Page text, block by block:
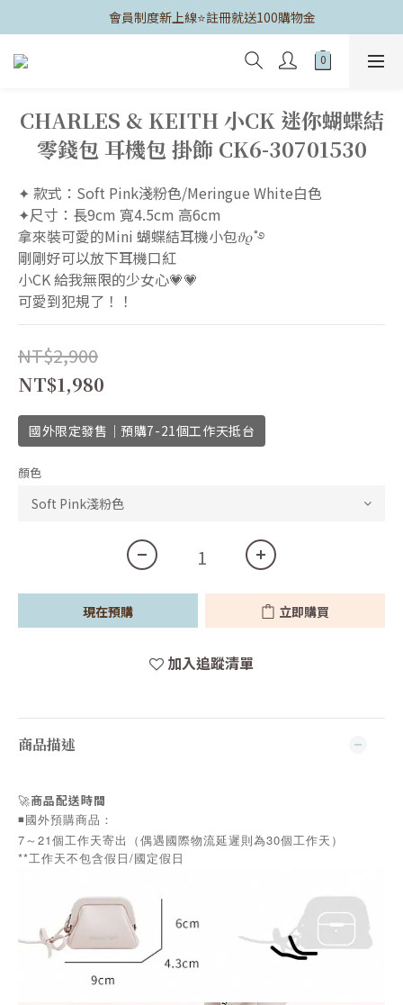
	會員制度新上線⭐️註冊就送100購物金
CHARLES & KEITH 小CK 迷你蝴蝶結
零錢包 耳機包 掛飾 CK6-30701530
✦ 款式：Soft Pink淺粉色/Meringue White白色
✦尺寸：長9cm 寬4.5cm 高6cm
拿來裝可愛的Mini 蝴蝶結耳機小包𝜗𝜚˚࿔
剛剛好可以放下耳機口紅
小CK 給我無限的少女心💗💗
可愛到犯規了！！
NT$2,900
NT$1,980
國外限定發售｜預購7-21個工作天抵台
顏色
現在預購 立即購買
加入追蹤清單
商品描述
🚀商品配送時間
◾️國外預購商品：
7～21個工作天寄出（偶遇國際物流延遲則為30個工作天）
**工作天不包含假日/國定假日